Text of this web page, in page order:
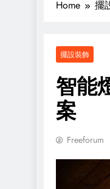
Home 擺
擺設裝飾
智能
案
Freeforum